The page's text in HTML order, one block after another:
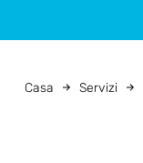
Casa Servizi